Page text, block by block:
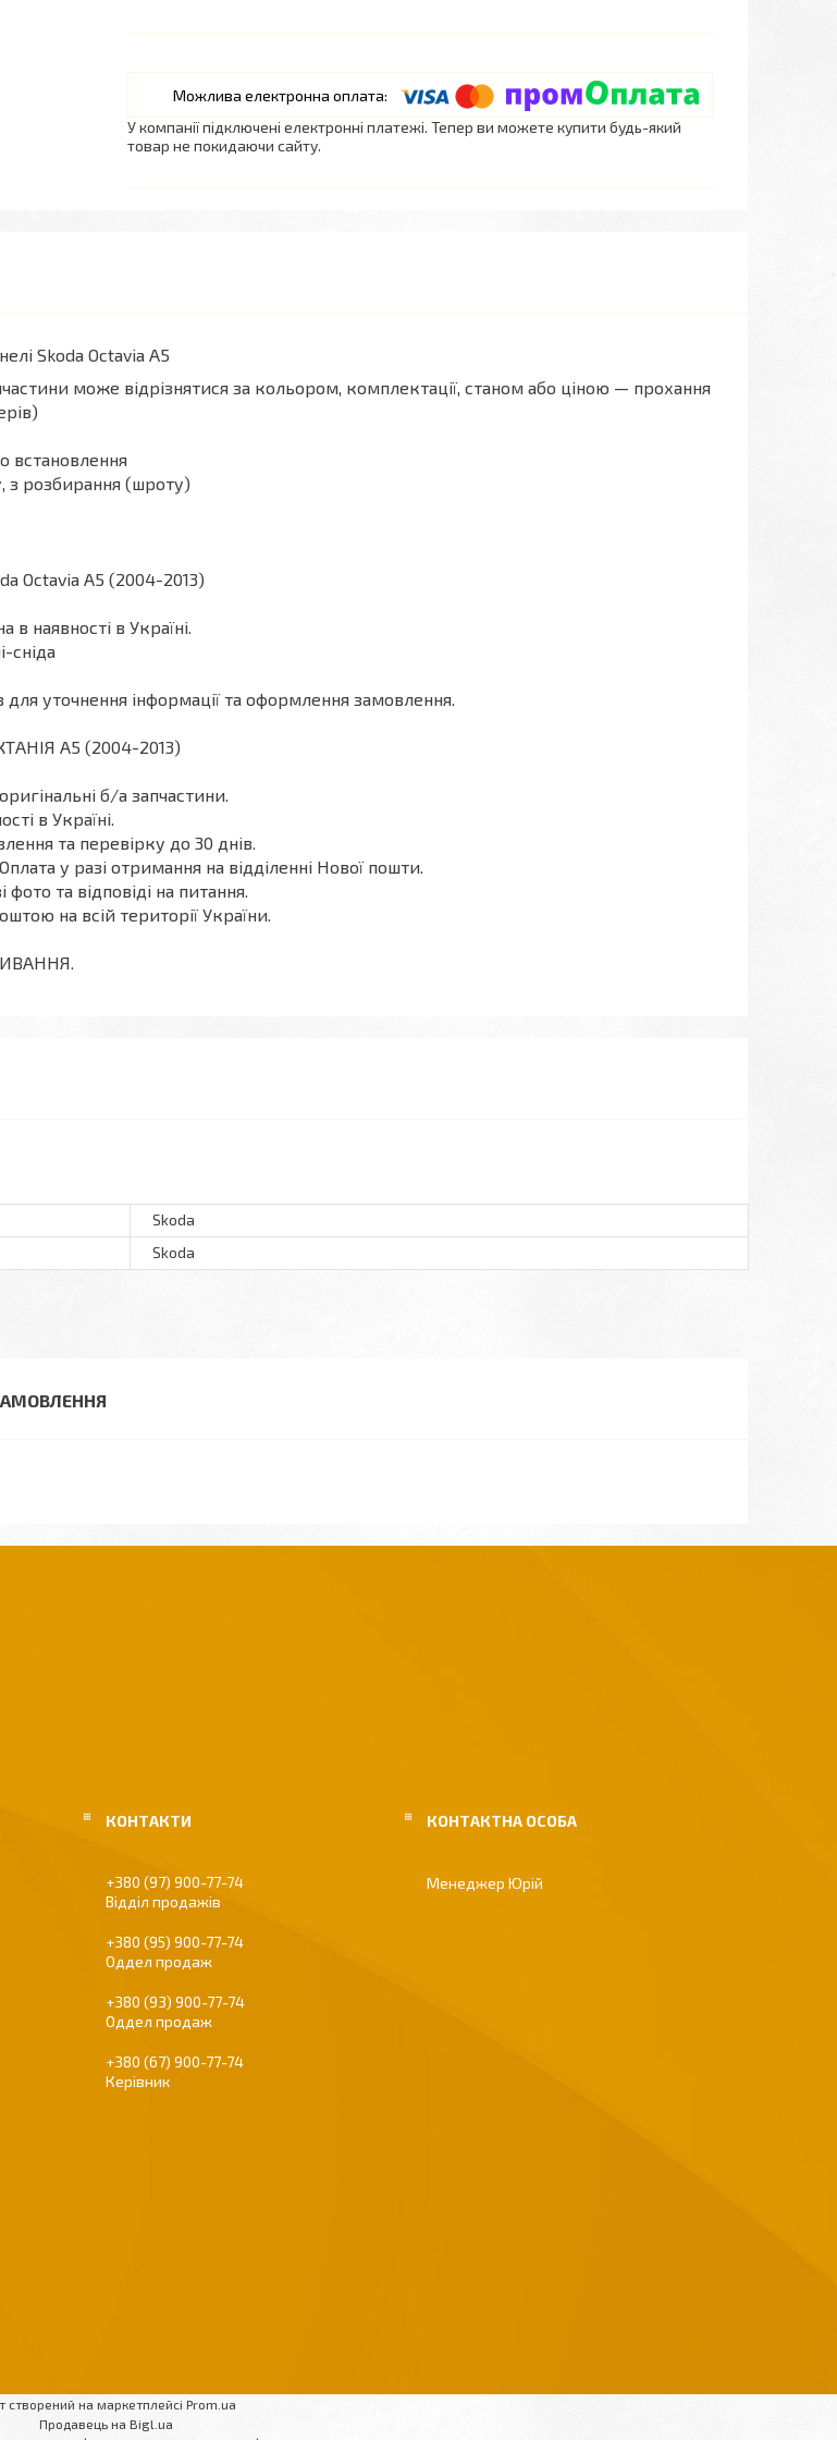
У компанії підключені електронні платежі. Тепер ви можете купити будь-який
товар не покидаючи сайту.
Skoda Octavia A5
може відрізнятися за кольором, комплектації, станом або ціною — прохання
встановлення
з розбирання (шроту)
Octavia A5 (2004-2013)
в наявності в Україні.
сніда
для уточнення інформації та оформлення замовлення.
A5 (2004-2013)
б/а запчастини.
в Україні.
та перевірку до 30 днів.
у разі отримання на відділенні Нової пошти.
та відповіді на питання.
на всій території України.
Skoda
Skoda
+380 (97) 900-77-74
Відділ продажів
+380 (95) 900-77-74
Оддел продаж
+380 (93) 900-77-74
Оддел продаж
+380 (67) 900-77-74
Керівник
Менеджер Юрій
створений на маркетплейсі Prom.ua
Продавець на Bigl.ua